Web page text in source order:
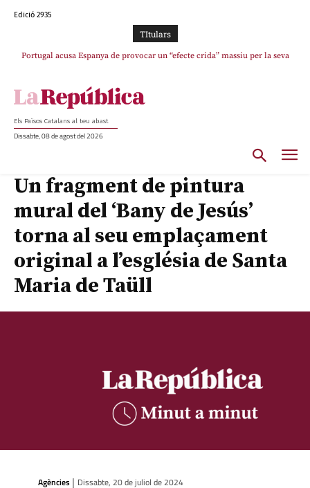
Edició 2935
TItulars
Portugal acusa Espanya de provocar un “efecte crida” massiu per la seva
El col·lapse de l’operació de Marc Puigtió a Girona: desbandada de
Els Països Catalans al teu abast
Dissabte, 08 de agost del 2026
Un fragment de pintura
mural del ‘Bany de Jesús’
torna al seu emplaçament
original a l’església de Santa
Maria de Taüll
Agències | Dissabte, 20 de juliol de 2024